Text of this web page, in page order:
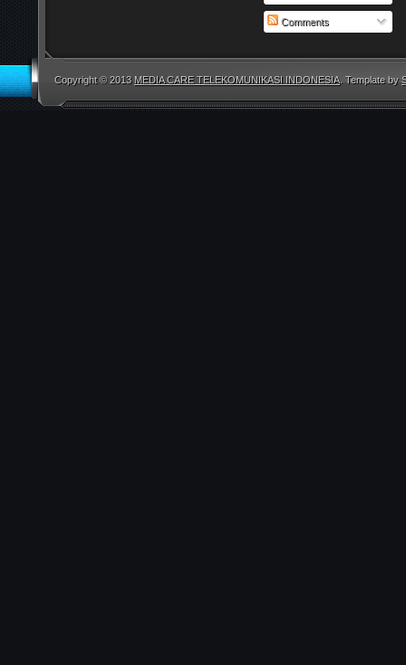
Comments
Copyright © 2013 MEDIA CARE TELEKOMUNIKASI INDONESIA. Template by